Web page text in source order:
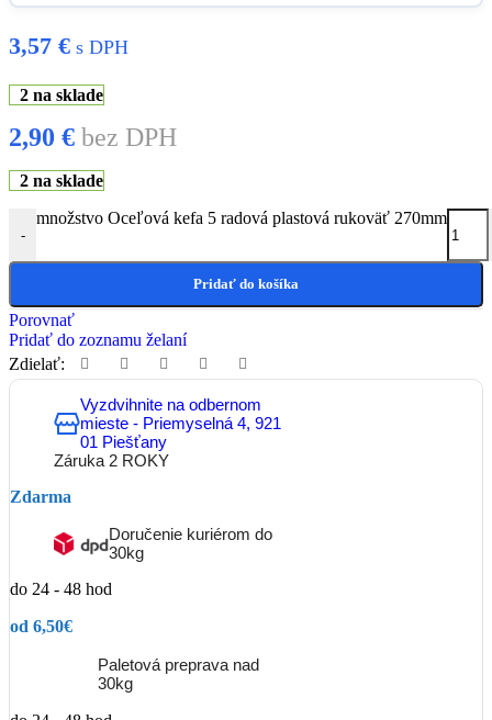
3,57 € s DPH
2 na sklade
2,90 € bez DPH
2 na sklade
-
množstvo Oceľová kefa 5 radová plastová rukoväť 270mm
Pridať do košíka
Porovnať
Pridať do zoznamu želaní
Zdielať:
Vyzdvihnite na odbernom
mieste - Priemyselná 4, 921
01 Piešťany
Záruka 2 ROKY
Zdarma
Doručenie kuriérom do
30kg
do 24 - 48 hod
od 6,50€
Paletová preprava nad
30kg